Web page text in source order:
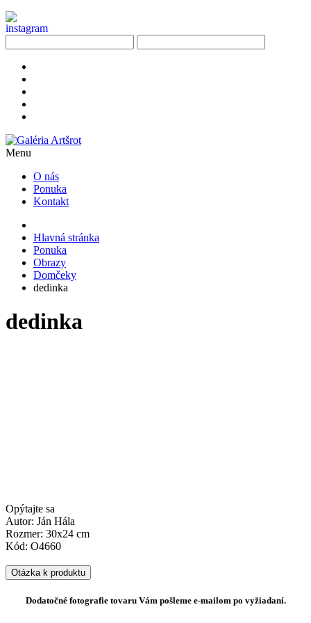
Menu
O nás
Ponuka
Kontakt
Hlavná stránka
Ponuka
Obrazy
Domčeky
dedinka
dedinka
Opýtajte sa
Autor: Ján Hála
Rozmer: 30x24 cm
Kód: O4660
Otázka k produktu
Dodatočné fotografie tovaru Vám pošleme e-mailom po vyžiadaní.